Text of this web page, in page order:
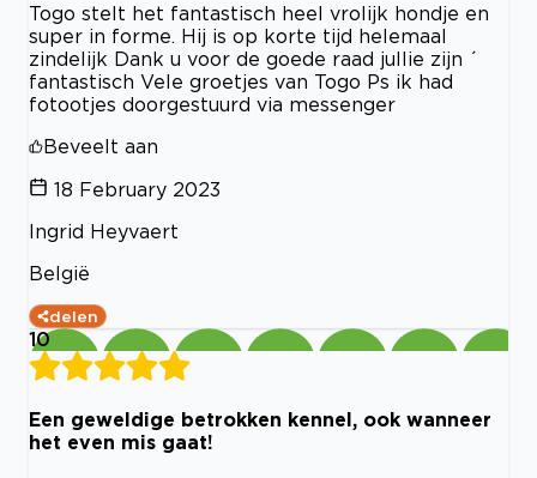
Togo stelt het fantastisch heel vrolijk hondje en
super in forme. Hij is op korte tijd helemaal
zindelijk Dank u voor de goede raad jullie zijn ´
fantastisch Vele groetjes van Togo Ps ik had
fotootjes doorgestuurd via messenger
Beveelt aan
18 February 2023
Ingrid Heyvaert
België
delen
10
Een geweldige betrokken kennel, ook wanneer
het even mis gaat!